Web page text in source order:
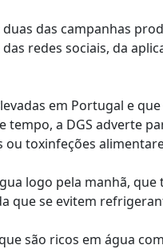
das campanhas
redes sociais, da
em Portugal e
a DGS adverte
ou toxinfeções
logo pela manhã,
que se evitem
são ricos em água